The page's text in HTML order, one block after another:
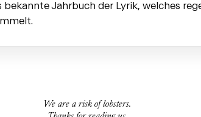
Jahrbuch der Lyrik, welches
We are a risk of lobsters.